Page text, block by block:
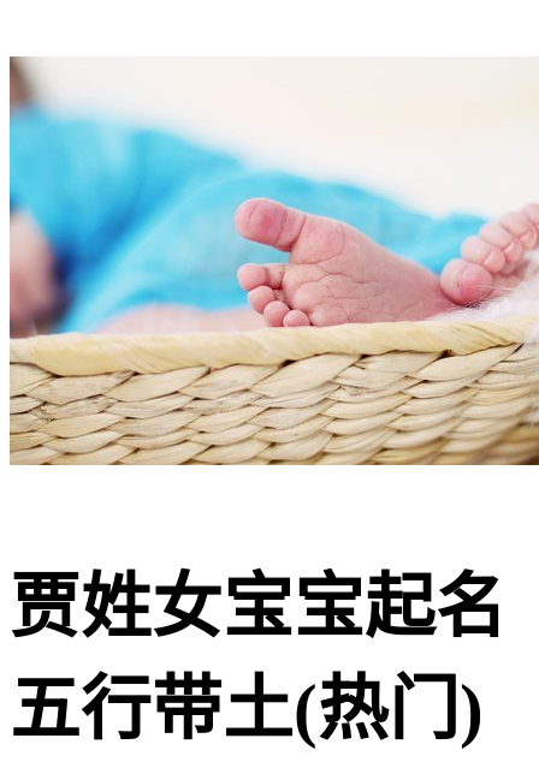
贾姓女宝宝起名
五行带土(热门)